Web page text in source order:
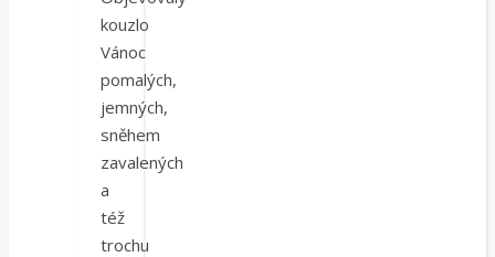
kouzlo
Vánoc
pomalých,
jemných,
sněhem
zavalených
a
též
trochu